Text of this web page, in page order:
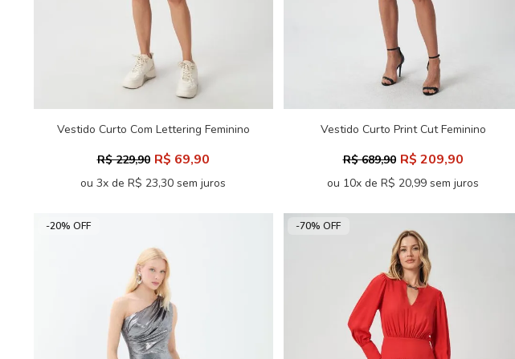
Vestido Curto Com Lettering Feminino
R$ 229,90 R$ 69,90
ou 3x de R$ 23,30 sem juros
Vestido Curto Print Cut Feminino
R$ 689,90 R$ 209,90
ou 10x de R$ 20,99 sem juros
-20% OFF -70% OFF